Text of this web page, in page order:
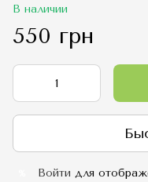
В наличии
550 грн
Войти для